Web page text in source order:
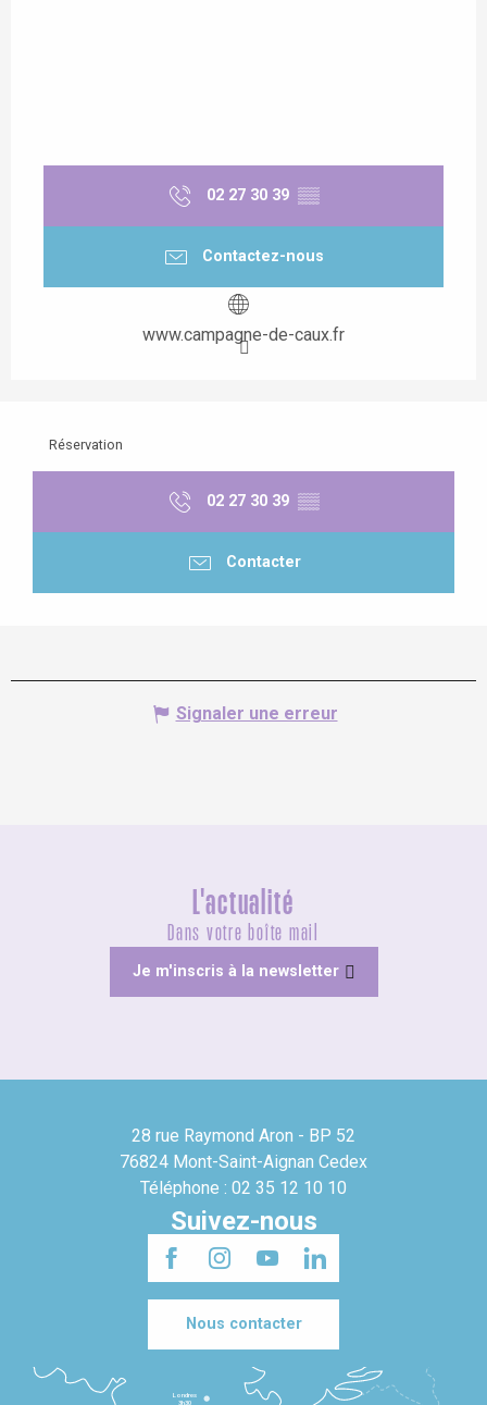
02 27 30 39 ▒▒
Contactez-nous
www.campagne-de-caux.fr
Réservation
02 27 30 39 ▒▒
Contacter
Signaler une erreur
L'actualité
Dans votre boîte mail
Je m'inscris à la newsletter
28 rue Raymond Aron - BP 52
76824 Mont-Saint-Aignan Cedex
Téléphone : 02 35 12 10 10
Suivez-nous
Nous contacter
Londres
3h30